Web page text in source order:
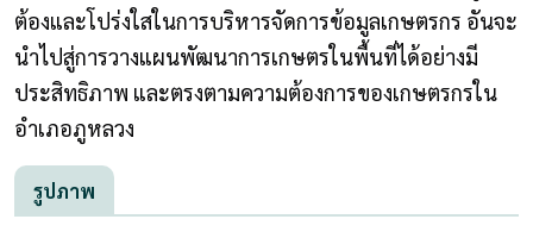
ต้องและโปร่งใสในการบริหารจัดการข้อมูลเกษตรกร อันจะ
นำไปสู่การวางแผนพัฒนาการเกษตรในพื้นที่ได้อย่างมี
ประสิทธิภาพ และตรงตามความต้องการของเกษตรกรใน
อำเภอภูหลวง
รูปภาพ